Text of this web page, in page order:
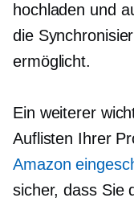
hochladen und
die
ermöglicht.
Ein weiterer
Auflisten Ihrer
Amazon
sicher, dass Sie